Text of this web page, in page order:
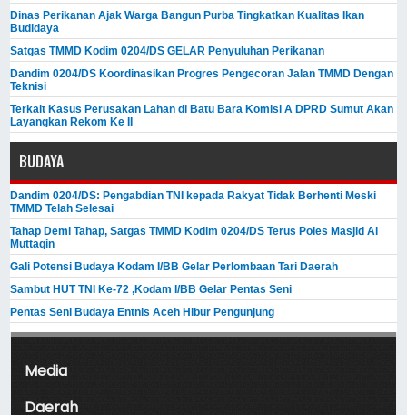
Dinas Perikanan Ajak Warga Bangun Purba Tingkatkan Kualitas Ikan
Budidaya
Satgas TMMD Kodim 0204/DS GELAR Penyuluhan Perikanan
Dandim 0204/DS Koordinasikan Progres Pengecoran Jalan TMMD Dengan
Teknisi
Terkait Kasus Perusakan Lahan di Batu Bara Komisi A DPRD Sumut Akan
Layangkan Rekom Ke II
BUDAYA
Dandim 0204/DS: Pengabdian TNI kepada Rakyat Tidak Berhenti Meski ​
TMMD Telah Selesai
Tahap Demi Tahap, Satgas TMMD Kodim 0204/DS Terus Poles Masjid Al
Muttaqin
Gali Potensi Budaya Kodam I/BB Gelar Perlombaan Tari Daerah
Sambut HUT TNI Ke-72 ,Kodam I/BB Gelar Pentas Seni
Pentas Seni Budaya Entnis Aceh Hibur Pengunjung
Media
Daerah